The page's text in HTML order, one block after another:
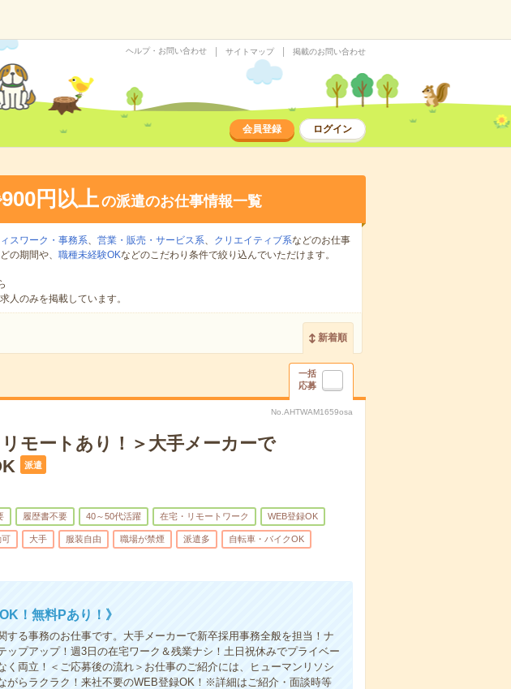
ヘルプ・お問い合わせ サイトマップ 掲載のお問い合わせ
会員登録 ログイン
900円以上の派遣のお仕事情報一覧
スワーク・事務系、 営業・販売・サービス系、 クリエイティブ系などのお仕事
の期間や、 職種未経験OKなどのこだわり条件で絞り込んでいただけます。
人のみを掲載しています。
新着順
一括
応募
No.AHTWAM1659osa
モートあり！＞大手メーカーで
派遣
履歴書不要 40～50代活躍 在宅・リモートワーク WEB登録OK
大手 服装自由 職場が禁煙 派遣多 自転車・バイクOK
！無料Pあり！》
する事務のお仕事です。大手メーカーで新卒採用事務全般を担当！ナ
ップアップ！週3日の在宅ワーク＆残業ナシ！土日祝休みでプライベー
く両立！＜ご応募後の流れ＞お仕事のご紹介には、ヒューマンリソシ
がらラクラク！来社不要のWEB登録OK！※詳細はご紹介・面談時等